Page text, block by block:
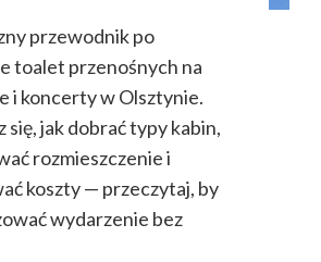
przewodnik po
toalet przenośnych na
i koncerty w Olsztynie.
się, jak dobrać typy kabin,
rozmieszczenie i
koszty — przeczytaj, by
wydarzenie bez